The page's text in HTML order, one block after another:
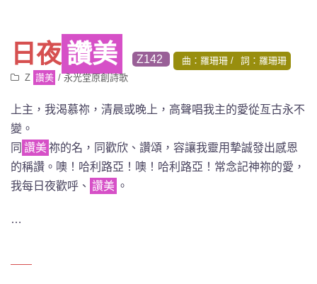
日夜讚美 Z142 曲：羅珊珊
詞：羅珊珊
Z 讚美 /永光堂原創詩歌
上主，我渴慕祢 ，清晨或晚上，高聲唱我主的愛從亙古永不
變。
同 讚美祢的名，同歡欣、讚頌，容讓我靈用摯誠發出感恩
的稱讚。噢！哈利路亞！噢！哈利路亞！常念記神祢的愛，
我每日夜歡呼、 讚美 。
…